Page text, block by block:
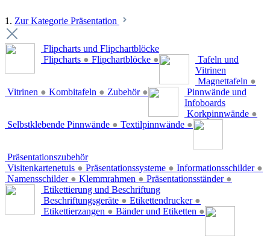
1. Zur Kategorie Präsentation
Flipcharts und Flipchartblöcke
Flipcharts ● Flipchartblöcke ●
Tafeln und
Vitrinen
Magnettafeln ●
Vitrinen ● Kombitafeln ● Zubehör ●
Pinnwände und
Infoboards
Korkpinnwände ●
Selbstklebende Pinnwände ● Textilpinnwände ●
Präsentationszubehör
Visitenkartenetuis ● Präsentationssysteme ● Informationsschilder ●
Namensschilder ● Klemmrahmen ● Präsentationsständer ●
Etikettierung und Beschriftung
Beschriftungsgeräte ● Etikettendrucker ●
Etikettierzangen ● Bänder und Etiketten ●